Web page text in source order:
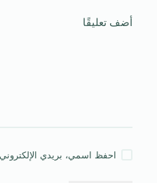
أضف تعليقًا
احفظ اسمي، بريدي